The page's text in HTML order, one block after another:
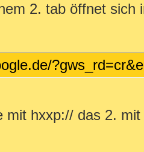
2. tab öffnet sich
mit hxxp:// das 2.